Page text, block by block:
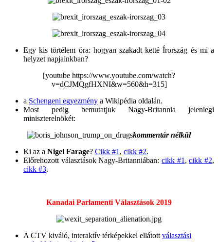
Egy kis törtélem óra: hogyan szakadt ketté Írország és mi a
helyzet napjainkban?
[youtube https://www.youtube.com/watch?
v=dCJMQgfHXNI&w=560&h=315]
a Schengeni egyezmény a Wikipédia oldalán.
Most pedig bemutatjuk Nagy-Britannia jelenlegi
miniszterelnökét:
kommentár nélkül
Ki az a Nigel Farage? Cikk #1 , cikk #2.
Előrehozott választások Nagy-Britanniában: cikk #1 ,cikk #2,
cikk #3.
Kanadai Parlamenti Választások 2019
A CTV kiváló, interaktív térképekkel ellátott választási